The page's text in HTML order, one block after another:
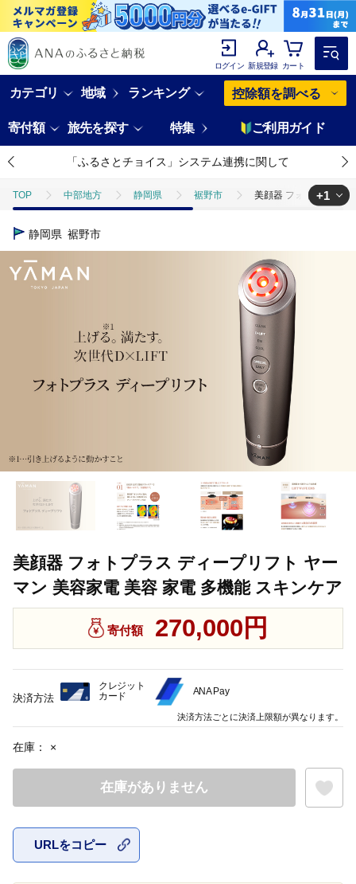
ログイン 新規登録 カート
カテゴリ 地域 ランキング 控除額を調べる
寄付額 旅先を探す 特集 ご利用ガイド
「ふるさとチョイス」システム連携に関して
TOP 中部地方 静岡県 裾野市 美顔器 フォトプラス
TOP
+1
静岡県 裾野市
美顔器 フォトプラス ディープリフト ヤー
マン 美容家電 美容 家電 多機能 スキンケア
寄付額 270,000円
在庫： ×
在庫がありません
URLをコピー
決済方法
クレジット
カード
ANA Pay
決済方法ごとに決済上限額が異なります。